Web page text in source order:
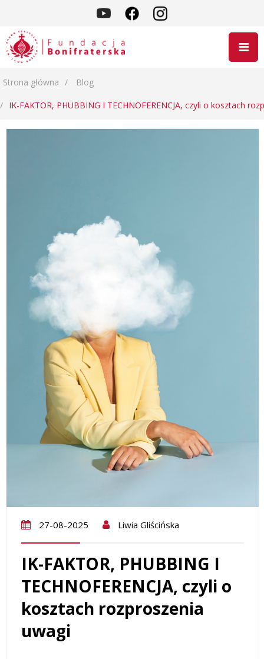
Strona główna Blog
IK-FAKTOR, PHUBBING I TECHNOFERENCJA, czyli o kosztach
27-08-2025 Liwia Gliścińska
IK-FAKTOR, PHUBBING I
TECHNOFERENCJA, czyli o
kosztach rozproszenia
uwagi